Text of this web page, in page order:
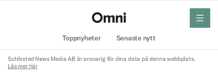
Toppnyheter Senaste nytt
meny
Schibsted News Media AB är ansvarig för dina data på denna webbplats.
Läs mer här